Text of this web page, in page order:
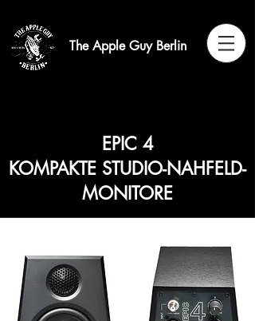
The Apple Guy Berlin
EPIC 4
KOMPAKTE STUDIO-NAHFELD-
MONITORE